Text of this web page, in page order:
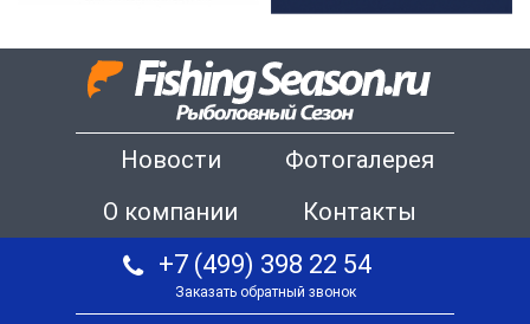
Новости
Фотогалерея
О компании
Контакты
+7 (499) 398 22 54
Заказать обратный звонок